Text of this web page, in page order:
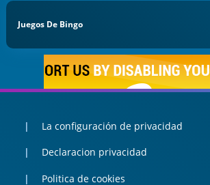
Juegos De Bingo
La configuración de privacidad
Declaracion privacidad
Politica de cookies